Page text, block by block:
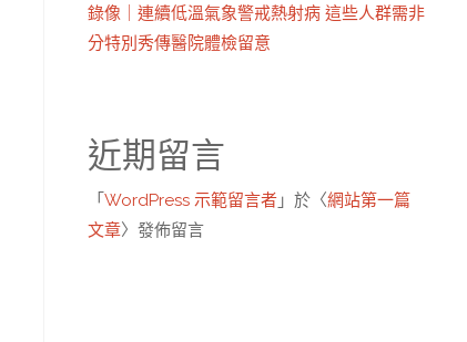
錄像｜連續低溫氣象警戒熱射病 這些人群需非
分特別秀傳醫院體檢留意
近期留言
「 WordPress 示範留言者 」於〈網站第一篇
文章〉發佈留言